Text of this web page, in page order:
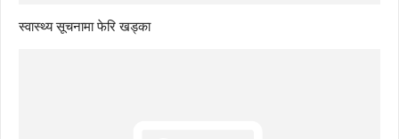
स्वास्थ्य सूचनामा फेरि खड्का